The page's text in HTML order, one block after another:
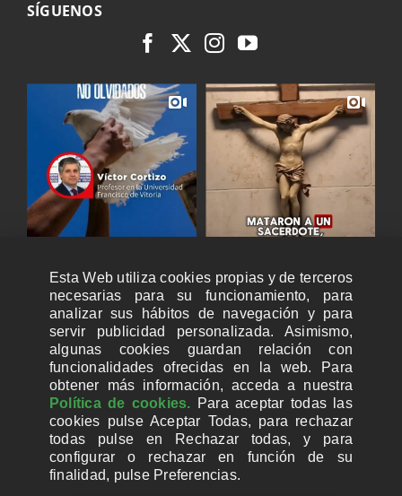
SÍGUENOS
Esta Web utiliza cookies propias y de terceros
necesarias para su funcionamiento, para
analizar sus hábitos de navegación y para
servir publicidad personalizada. Asimismo,
algunas cookies guardan relación con
funcionalidades ofrecidas en la web. Para
obtener más información, acceda a nuestra
Política de cookies. Para aceptar todas las
cookies pulse Aceptar Todas, para rechazar
todas pulse en Rechazar todas, y para
configurar o rechazar en función de su
finalidad, pulse Preferencias.